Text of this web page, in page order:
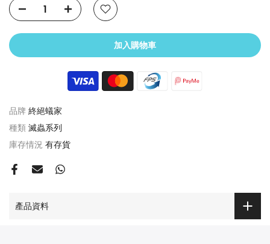
加入購物車
品牌 終絕蟻家
種類 滅蟲系列
庫存情況 有存貨
產品資料